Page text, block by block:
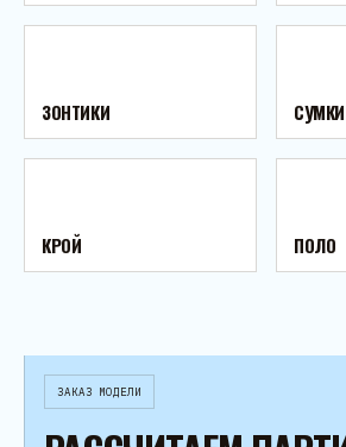
ЗОНТИКИ СУМКИ
КРОЙ ПОЛО
ЗАКАЗ МОДЕЛИ